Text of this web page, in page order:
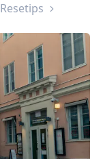
Resetips